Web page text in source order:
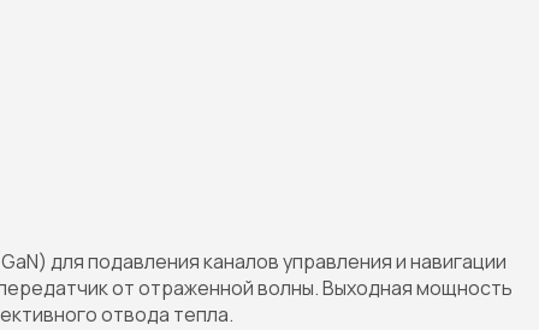
для подавления каналов управления и навигации
от отраженной волны. Выходная мощность
отвода тепла.